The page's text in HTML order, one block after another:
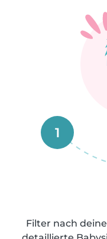
1
Filter nach